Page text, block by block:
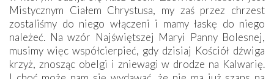
Mistycznym Ciałem Chrystusa, my zaś przez chrzest
zostaliśmy do niego włączeni i mamy łaskę do niego
należeć. Na wzór Najświętszej Maryi Panny Bolesnej,
musimy więc współcierpieć, gdy dzisiaj Kościół dźwiga
krzyż, znosząc obelgi i zniewagi w drodze na Kalwarię.